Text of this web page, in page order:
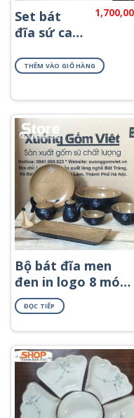
Set bát
đĩa sứ cao
mặt trời
THÊM VÀO GIỎ HÀNG
Bộ bát đĩa men
đen in logo 8 món
BD-03
ĐỌC TIẾP